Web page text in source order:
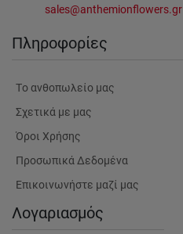
sales@anthemionflowers.gr
Πληροφορίες
Tο ανθοπωλείο μας
Σχετικά με μας
Όροι Χρήσης
Προσωπικά Δεδομένα
Επικοινωνήστε μαζί μας
Λογαριασμός